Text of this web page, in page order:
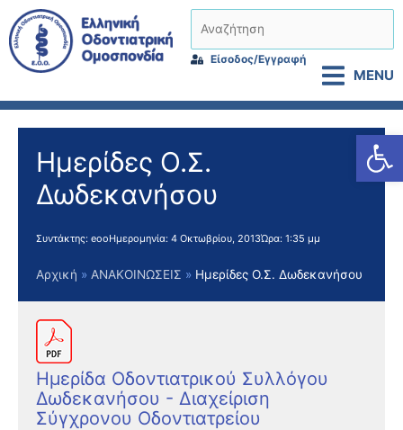
Μετάβαση
στο
περιεχόμενο
Είσοδος/Εγγραφή
MENU
Ημερίδες Ο.Σ.
Δωδεκανήσου
Συντάκτης: eooΗμερομηνία: 4 Οκτωβρίου, 2013Ώρα: 1:35 μμ
Αρχική ΑΝΑΚΟΙΝΩΣΕΙΣ Ημερίδες Ο.Σ. Δωδεκανήσου
Ημερίδα Οδοντιατρικού Συλλόγου
Δωδεκανήσου - Διαχείριση
Σύγχρονου Οδοντιατρείου